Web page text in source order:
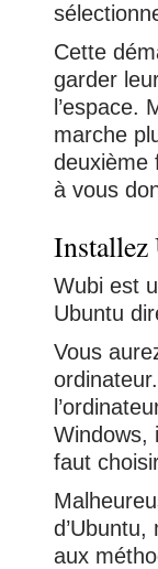
Cette
garder
l’espace.
marche
deuxième
à vous
Installez
Wubi est
Ubuntu
Vous
Windows,
faut
aux